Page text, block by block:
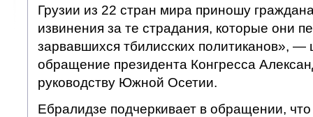
Грузии из 22 стран мира приношу
извинения за те страдания, которые они
зарвавшихся тбилисских политиканов», —
обращение президента Конгресса
руководству Южной Осетии.
Ебралидзе подчеркивает в обращении,